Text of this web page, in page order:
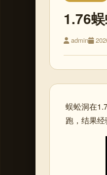
1.76
admin
蜈蚣洞在
跑，结果